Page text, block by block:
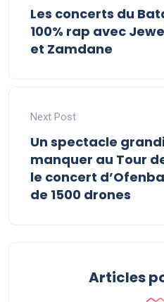
Les concerts du
100% rap avec
et Zamdane
Next Post
Un spectacle
manquer au Tour
le concert
de 1500 drones
Articles